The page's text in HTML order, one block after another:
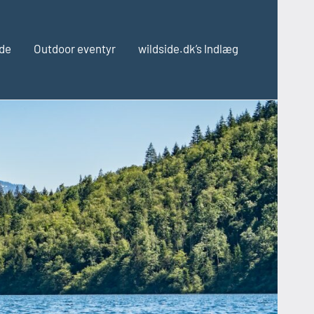
Outdoor eventyr wildside.dk’s Indlæg